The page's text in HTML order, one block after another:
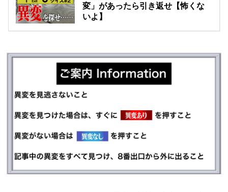
変」があったら引き返せ【怖くな
いよ】